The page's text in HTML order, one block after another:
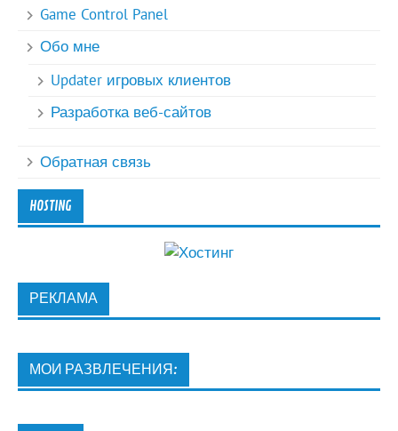
Game Control Panel
Обо мне
Updater игровых клиентов
Разработка веб-сайтов
Обратная связь
HOSTING
РЕКЛАМА
МОИ РАЗВЛЕЧЕНИЯ: